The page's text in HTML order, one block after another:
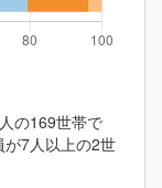
の169世帯で
7人以上の2世